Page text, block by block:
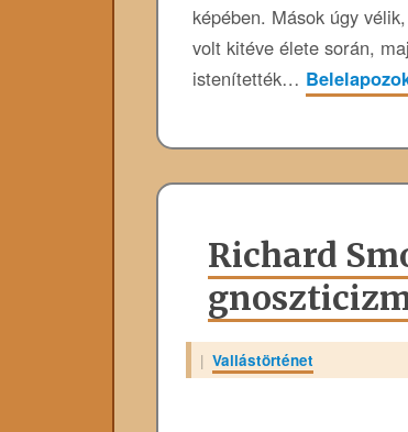
képében. Mások úgy
volt kitéve élete során,
istenítették…
Richard
| Vallástörténet